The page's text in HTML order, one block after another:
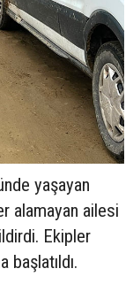
yaşayan
alamayan ailesi
Ekipler